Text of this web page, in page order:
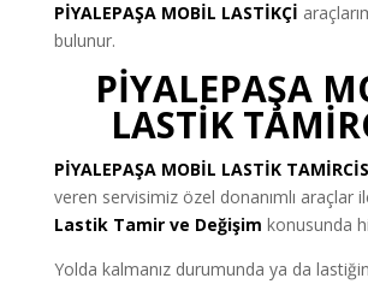
PİYALEPAŞA MOBİL LASTİKÇİ
bulunur.
PİYALEPAŞA
LASTİK
PİYALEPAŞA MOBİL LASTİK
veren servisimiz özel donanımlı araçlar
Lastik Tamir ve Değişim konusunda
Yolda kalmanız durumunda ya da